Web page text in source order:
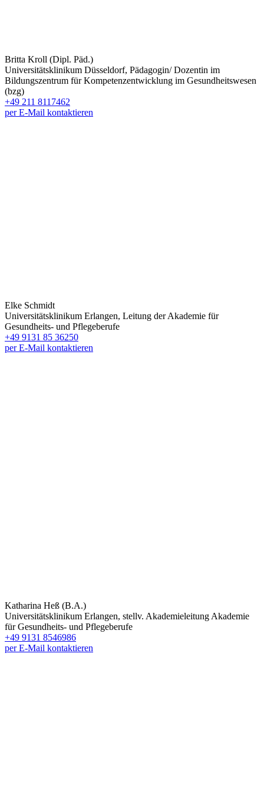
Britta Kroll (Dipl. Päd.)
Universitätsklinikum Düsseldorf, Pädagogin/ Dozentin im
Bildungszentrum für Kompetenzentwicklung im Gesundheitswesen
(bzg)
+49 211 8117462
per E-Mail kontaktieren
Elke Schmidt
Universitätsklinikum Erlangen, Leitung der Akademie für
Gesundheits- und Pflegeberufe
+49 9131 85 36250
per E-Mail kontaktieren
Katharina Heß (B.A.)
Universitätsklinikum Erlangen, stellv. Akademieleitung Akademie
für Gesundheits- und Pflegeberufe
+49 9131 8546986
per E-Mail kontaktieren